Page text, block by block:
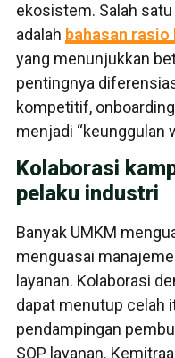
ekosistem. Salah
adalah bahasan
yang menunjukkan
pentingnya
kompetitif,
menjadi “keunggulan
Kolaborasi
pelaku industri
Banyak UMKM
menguasai
layanan. Kolaborasi
dapat menutup celah
pendampingan
SOP layanan.